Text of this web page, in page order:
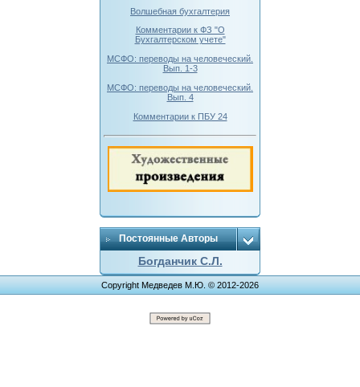
Волшебная бухгалтерия
Комментарии к ФЗ "О
Бухгалтерском учете"
МСФО: переводы на человеческий.
Вып. 1-3
МСФО: переводы на человеческий.
Вып. 4
Комментарии к ПБУ 24
Постоянные Авторы
Богданчик С.Л.
Copyright Медведев М.Ю. © 2012-2026